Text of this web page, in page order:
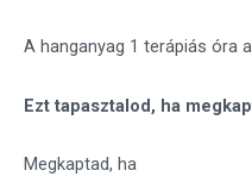
A hanganyag 1 terápiás óra
Ezt tapasztalod, ha
Megkaptad, ha